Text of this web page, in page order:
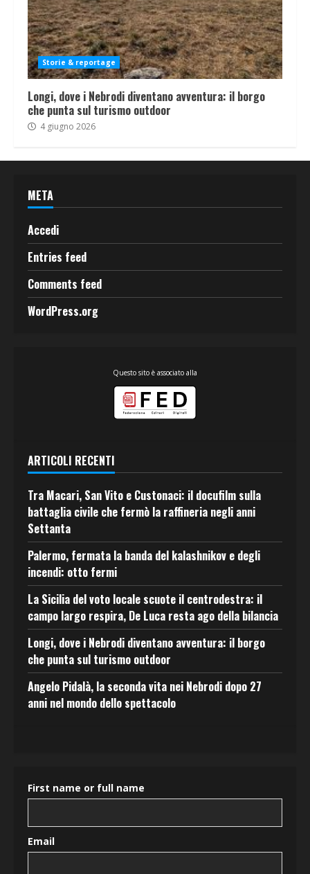
Storie & reportage
Longi, dove i Nebrodi diventano avventura: il borgo
che punta sul turismo outdoor
4 giugno 2026
META
Accedi
Entries feed
Comments feed
WordPress.org
Questo sito è associato alla
ARTICOLI RECENTI
Tra Macari, San Vito e Custonaci: il docufilm sulla
battaglia civile che fermò la raffineria negli anni
Settanta
Palermo, fermata la banda del kalashnikov e degli
incendi: otto fermi
La Sicilia del voto locale scuote il centrodestra: il
campo largo respira, De Luca resta ago della bilancia
Longi, dove i Nebrodi diventano avventura: il borgo
che punta sul turismo outdoor
Angelo Pidalà, la seconda vita nei Nebrodi dopo 27
anni nel mondo dello spettacolo
First name or full name
Email